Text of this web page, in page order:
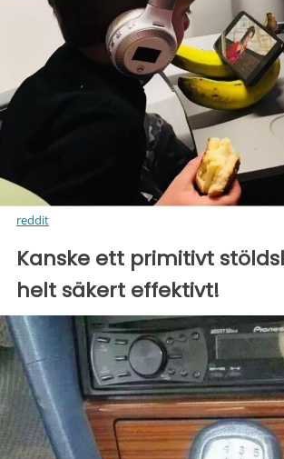
reddit
Kanske ett primitivt
helt säkert effektivt!